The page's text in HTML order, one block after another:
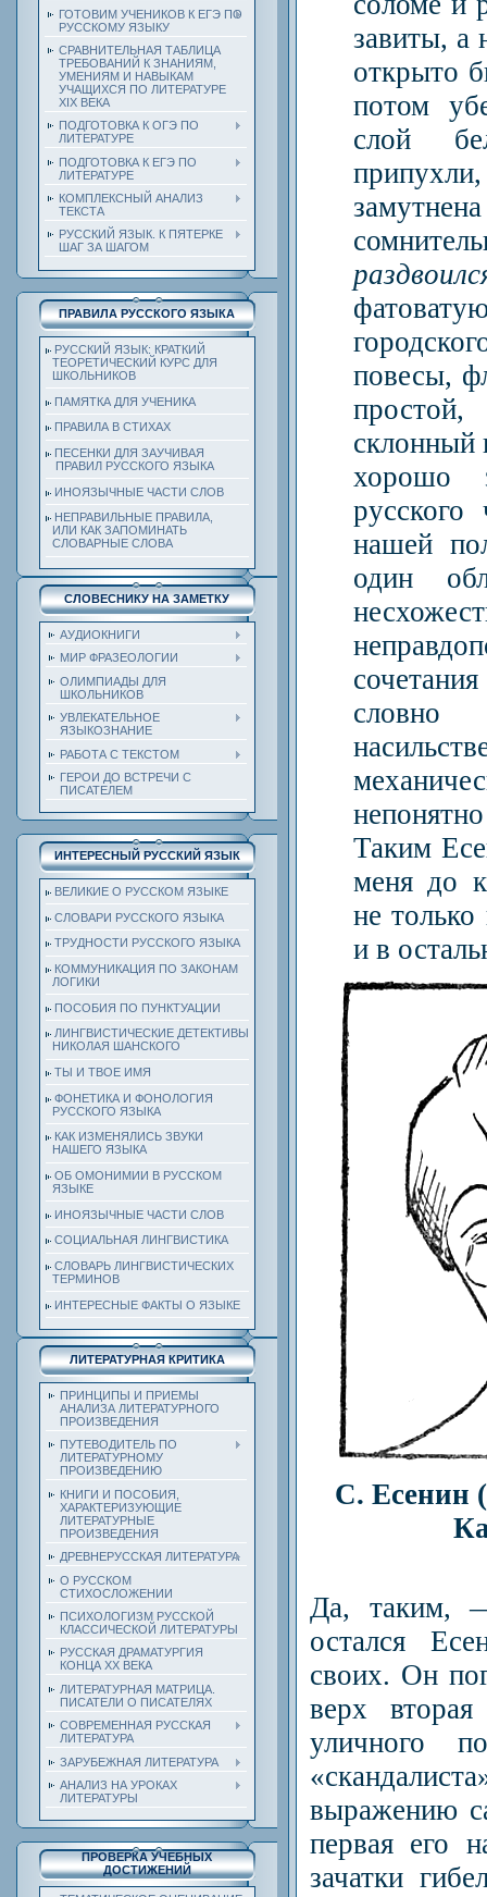
ГОТОВИМ УЧЕНИКОВ К ЕГЭ ПО
РУССКОМУ ЯЗЫКУ
СРАВНИТЕЛЬНАЯ ТАБЛИЦА
ТРЕБОВАНИЙ К ЗНАНИЯМ,
УМЕНИЯМ И НАВЫКАМ
УЧАЩИХСЯ ПО ЛИТЕРАТУРЕ
ХIХ ВЕКА
ПОДГОТОВКА К ОГЭ ПО
ЛИТЕРАТУРЕ
ПОДГОТОВКА К ЕГЭ ПО
ЛИТЕРАТУРЕ
КОМПЛЕКСНЫЙ АНАЛИЗ
ТЕКСТА
РУССКИЙ ЯЗЫК. К ПЯТЕРКЕ
ШАГ ЗА ШАГОМ
ПРАВИЛА РУССКОГО ЯЗЫКА
РУССКИЙ ЯЗЫК: КРАТКИЙ
ТЕОРЕТИЧЕСКИЙ КУРС ДЛЯ
ШКОЛЬНИКОВ
ПАМЯТКА ДЛЯ УЧЕНИКА
ПРАВИЛА В СТИХАХ
ПЕСЕНКИ ДЛЯ ЗАУЧИВАЯ
ПРАВИЛ РУССКОГО ЯЗЫКА
ИНОЯЗЫЧНЫЕ ЧАСТИ СЛОВ
НЕПРАВИЛЬНЫЕ ПРАВИЛА,
ИЛИ КАК ЗАПОМИНАТЬ
СЛОВАРНЫЕ СЛОВА
СЛОВЕСНИКУ НА ЗАМЕТКУ
АУДИОКНИГИ
МИР ФРАЗЕОЛОГИИ
ОЛИМПИАДЫ ДЛЯ
ШКОЛЬНИКОВ
УВЛЕКАТЕЛЬНОЕ
ЯЗЫКОЗНАНИЕ
РАБОТА С ТЕКСТОМ
ГЕРОИ ДО ВСТРЕЧИ С
ПИСАТЕЛЕМ
ИНТЕРЕСНЫЙ РУССКИЙ ЯЗЫК
ВЕЛИКИЕ О РУССКОМ ЯЗЫКЕ
СЛОВАРИ РУССКОГО ЯЗЫКА
ТРУДНОСТИ РУССКОГО ЯЗЫКА
КОММУНИКАЦИЯ ПО ЗАКОНАМ
ЛОГИКИ
ПОСОБИЯ ПО ПУНКТУАЦИИ
ЛИНГВИСТИЧЕСКИЕ ДЕТЕКТИВЫ
НИКОЛАЯ ШАНСКОГО
ТЫ И ТВОЕ ИМЯ
ФОНЕТИКА И ФОНОЛОГИЯ
РУССКОГО ЯЗЫКА
КАК ИЗМЕНЯЛИСЬ ЗВУКИ
НАШЕГО ЯЗЫКА
ОБ ОМОНИМИИ В РУССКОМ
ЯЗЫКЕ
ИНОЯЗЫЧНЫЕ ЧАСТИ СЛОВ
СОЦИАЛЬНАЯ ЛИНГВИСТИКА
СЛОВАРЬ ЛИНГВИСТИЧЕСКИХ
ТЕРМИНОВ
ИНТЕРЕСНЫЕ ФАКТЫ О ЯЗЫКЕ
ЛИТЕРАТУРНАЯ КРИТИКА
ПРИНЦИПЫ И ПРИЕМЫ
АНАЛИЗА ЛИТЕРАТУРНОГО
ПРОИЗВЕДЕНИЯ
ПУТЕВОДИТЕЛЬ ПО
ЛИТЕРАТУРНОМУ
ПРОИЗВЕДЕНИЮ
КНИГИ И ПОСОБИЯ,
ХАРАКТЕРИЗУЮЩИЕ
ЛИТЕРАТУРНЫЕ
ПРОИЗВЕДЕНИЯ
ДРЕВНЕРУССКАЯ ЛИТЕРАТУРА
О РУССКОМ
СТИХОСЛОЖЕНИИ
ПСИХОЛОГИЗМ РУССКОЙ
КЛАССИЧЕСКОЙ ЛИТЕРАТУРЫ
РУССКАЯ ДРАМАТУРГИЯ
КОНЦА ХХ ВЕКА
ЛИТЕРАТУРНАЯ МАТРИЦА.
ПИСАТЕЛИ О ПИСАТЕЛЯХ
СОВРЕМЕННАЯ РУССКАЯ
ЛИТЕРАТУРА
ЗАРУБЕЖНАЯ ЛИТЕРАТУРА
АНАЛИЗ НА УРОКАХ
ЛИТЕРАТУРЫ
ПРОВЕРКА УЧЕБНЫХ
ДОСТИЖЕНИЙ
завиты, а
открыто
потом
слой
повесы,
склонный
хорошо
русского
нашей
один
Таким
меня до
не
и в
С. Есенин
Да, таким,
остался
своих. Он
верх вторая
уличного
выражению
первая его
зачатки